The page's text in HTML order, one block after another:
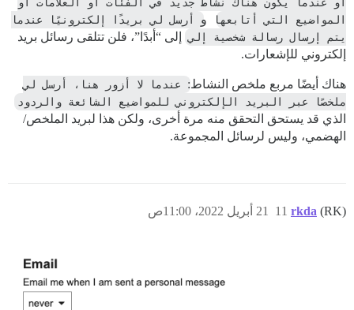
المواضيع التي أتابعها
و
يتم إرسال رسالة شخصية إلي
إلى “أبدًا”، فلن تتلقى رسائل بريد
إلكتروني للإشعارات.
هناك أيضًا مربع ملخص النشاط:
عندما لا أزور هنا، أرسل لي
ملخصًا عبر البريد الإلكتروني للمواضيع الشائعة والردود
الذي قد يستحق التحقق منه مرة أخرى، ولكن هذا لبريد الملخص/
الهضمي، وليس لرسائل المجموعة.
rkda (RK) 21 أبريل 2022، 11:00ص 11